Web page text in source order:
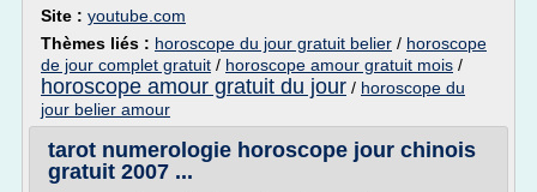
Site : youtube.com
Thèmes liés : horoscope du jour gratuit belier / horoscope
de jour complet gratuit / horoscope amour gratuit mois /
horoscope amour gratuit du jour / horoscope du
jour belier amour
tarot numerologie horoscope jour chinois
gratuit 2007 ...